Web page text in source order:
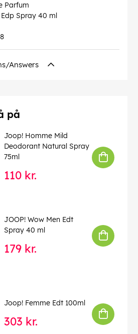
Parfum
Spray 40 ml
Answers
på
Joop! Homme Mild
Deodorant Natural Spray
75ml
110 kr.
JOOP! Wow Men Edt
Spray 40 ml
179 kr.
Joop! Femme Edt 100ml
303 kr.